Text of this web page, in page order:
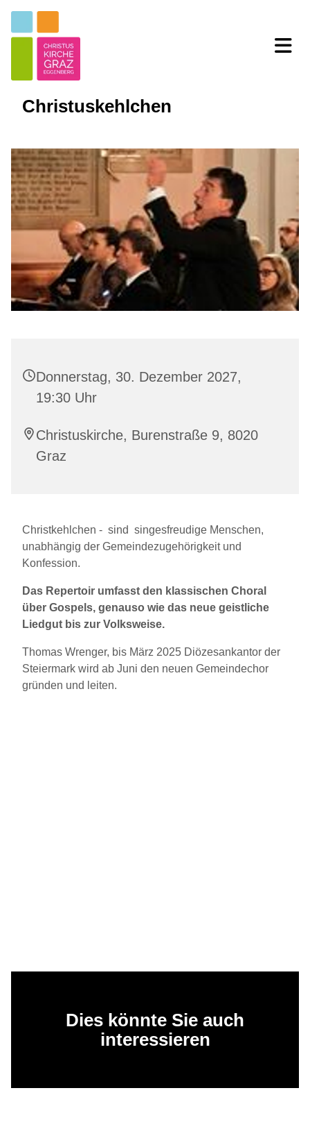
Christuskehlchen
Donnerstag, 30. Dezember 2027,
19:30 Uhr
Christuskirche, Burenstraße 9, 8020
Graz
Christkehlchen - sind singesfreudige Menschen,
unabhängig der Gemeindezugehörigkeit und
Konfession.
Das Repertoir umfasst den klassischen Choral
über Gospels, genauso wie das neue geistliche
Liedgut bis zur Volksweise.
Thomas Wrenger, bis März 2025 Diözesankantor der
Steiermark wird ab Juni den neuen Gemeindechor
gründen und leiten.
Dies könnte Sie auch
interessieren